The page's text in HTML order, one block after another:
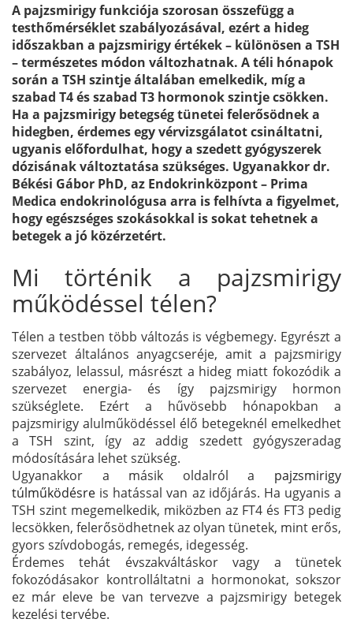
A pajzsmirigy funkciója szorosan összefügg a
testhőmérséklet szabályozásával, ezért a hideg
időszakban a pajzsmirigy értékek – különösen a TSH
– természetes módon változhatnak. A téli hónapok
során a TSH szintje általában emelkedik, míg a
szabad T4 és szabad T3 hormonok szintje csökken.
Ha a pajzsmirigy betegség tünetei felerősödnek a
hidegben, érdemes egy vérvizsgálatot csináltatni,
ugyanis előfordulhat, hogy a szedett gyógyszerek
dózisának változtatása szükséges. Ugyanakkor dr.
Békési Gábor PhD, az Endokrinközpont – Prima
Medica endokrinológusa arra is felhívta a figyelmet,
hogy egészséges szokásokkal is sokat tehetnek a
betegek a jó közérzetért.
Mi történik a pajzsmirigy
működéssel télen?
Télen a testben több változás is végbemegy. Egyrészt a
szervezet általános anyagcseréje, amit a pajzsmirigy
szabályoz, lelassul, másrészt a hideg miatt fokozódik a
szervezet energia- és így pajzsmirigy hormon
szükséglete. Ezért a hűvösebb hónapokban a
pajzsmirigy alulműködéssel élő betegeknél emelkedhet
a TSH szint, így az addig szedett gyógyszeradag
módosítására lehet szükség.
Ugyanakkor a másik oldalról a pajzsmirigy
túlműködésre is hatással van az időjárás. Ha ugyanis a
TSH szint megemelkedik, miközben az FT4 és FT3 pedig
lecsökken, felerősödhetnek az olyan tünetek, mint erős,
gyors szívdobogás, remegés, idegesség.
Érdemes tehát évszakváltáskor vagy a tünetek
fokozódásakor kontrolláltatni a hormonokat, sokszor
ez már eleve be van tervezve a pajzsmirigy betegek
kezelési tervébe.